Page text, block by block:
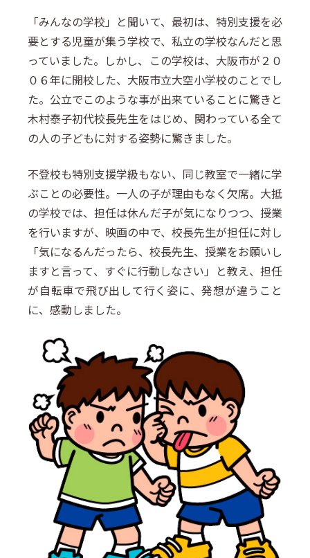
「みんなの学校」と聞いて、最初は、特別支援を必
要とする児童が集う学校で、私立の学校なんだと思
っていました。しかし、この学校は、大阪市が２０
０６年に開校した、大阪市立大空小学校のことでし
た。公立でこのような事が出来ていることに驚きと
木村泰子初代校長先生をはじめ、関わっている全て
の人の子どもに対する姿勢に驚きました。
不登校も特別支援学級もない、同じ教室で一緒に学
ぶことの必要性。一人の子が理由もなく欠席。大抵
の学校では、担任は休んだ子が気になりつつ、授業
を行いますが、映画の中で、校長先生が担任に対し
「気になるんだったら、校長先生、授業をお願いし
ますと言って、すぐに行動しなさい」と教え、担任
が自転車で飛び出して行く姿に、発想が違うこと
に、感動しました。